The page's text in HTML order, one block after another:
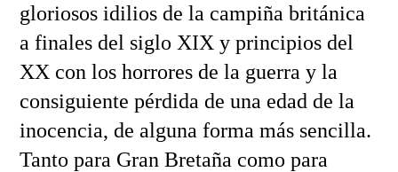
gloriosos idilios de la campiña británica
a finales del siglo XIX y principios del
XX con los horrores de la guerra y la
consiguiente pérdida de una edad de la
inocencia, de alguna forma más sencilla.
Tanto para Gran Bretaña como para